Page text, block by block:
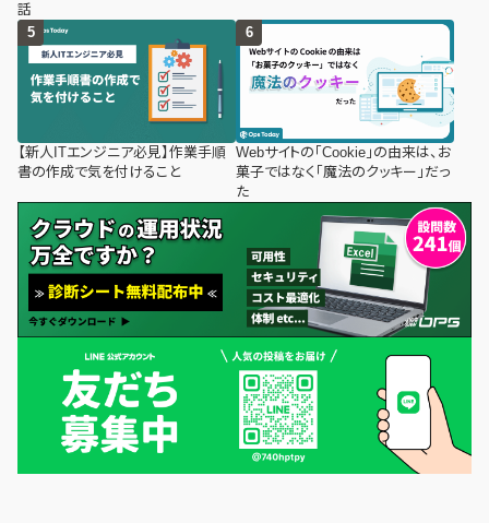
話
【新人ITエンジニア必見】作業手順
書の作成で気を付けること
Webサイトの「Cookie」の由来は、お
菓子ではなく「魔法のクッキー」だっ
た